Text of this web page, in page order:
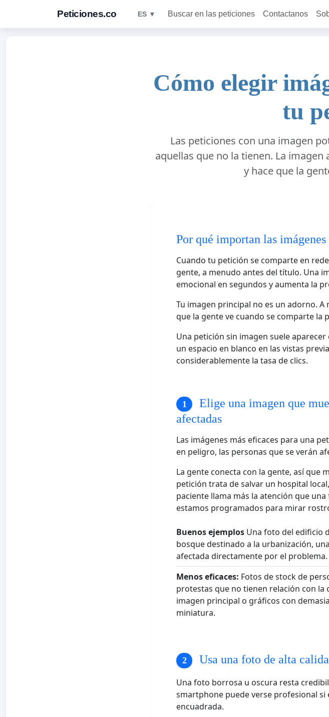
Peticiones.co ES ▼ Buscar en las peticiones Contactanos
Cómo elegir
tu
Las peticiones con una imagen
aquellas que no la tienen. La
y hace que la
Por qué importan las imágenes
Cuando tu petición se comparte en
gente, a menudo antes del título. Una
emocional en segundos y aumenta la
Tu imagen principal no es un adorno.
que la gente ve cuando se comparte la
Una petición sin imagen suele
un espacio en blanco en las vistas
considerablemente la tasa de clics.
Elige una imagen que
afectadas
Las imágenes más eficaces para una
en peligro, las personas que se verán
La gente conecta con la gente, así que
petición trata de salvar un hospital
paciente llama más la atención que
estamos programados para mirar
Buenos ejemplos Una foto del edificio
bosque destinado a la urbanización,
afectada directamente por el problema.
Menos eficaces: Fotos de stock de
protestas que no tienen relación con
imagen principal o gráficos con
miniatura.
Usa una foto de alta
Una foto borrosa u oscura resta
smartphone puede verse profesional
encuadrada.